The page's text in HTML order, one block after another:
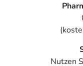
Nutzen